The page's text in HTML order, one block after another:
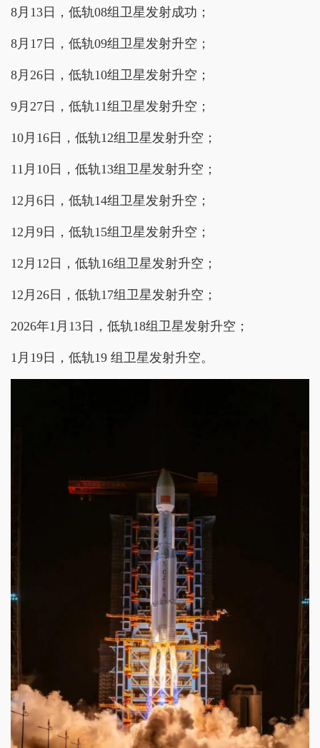
8月13日，低轨08组卫星发射成功；
8月17日，低轨09组卫星发射升空；
8月26日，低轨10组卫星发射升空；
9月27日，低轨11组卫星发射升空；
10月16日，低轨12组卫星发射升空；
11月10日，低轨13组卫星发射升空；
12月6日，低轨14组卫星发射升空；
12月9日，低轨15组卫星发射升空；
12月12日，低轨16组卫星发射升空；
12月26日，低轨17组卫星发射升空；
2026年1月13日，低轨18组卫星发射升空；
1月19日，低轨19 组卫星发射升空。